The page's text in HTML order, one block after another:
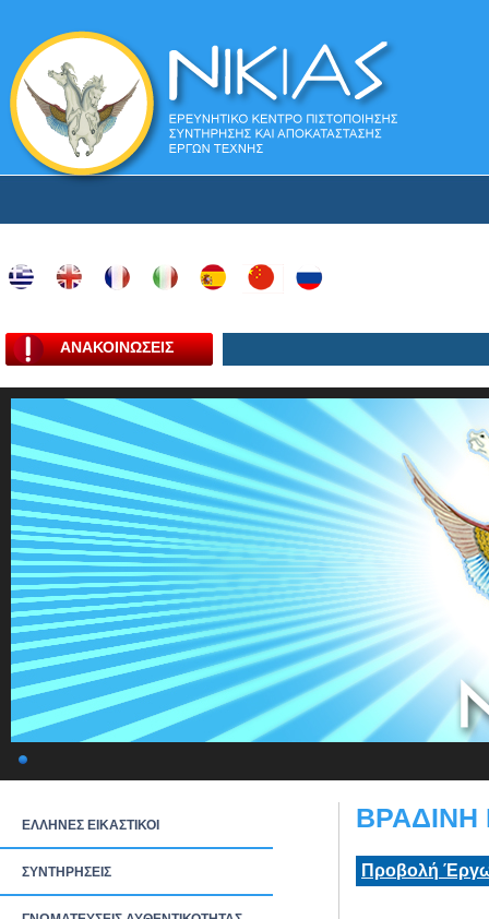
ΑΝΑΚΟΙΝΩΣΕΙΣ
ΕΛΛΗΝΕΣ ΕΙΚΑΣΤΙΚΟΙ
ΣΥΝΤΗΡΗΣΕΙΣ
ΒΡΑΔΙΝΗ
Προβολή